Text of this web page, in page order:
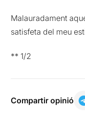
Malauradament
satisfeta del meu
** 1/2
Compartir opinió